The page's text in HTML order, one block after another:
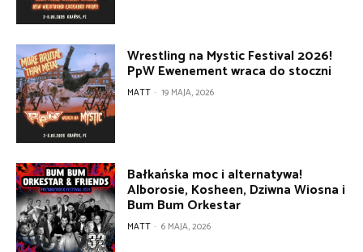
Wrestling na Mystic Festival 2026!
PpW Ewenement wraca do stoczni
MATT - 19 MAJA, 2026
Bałkańska moc i alternatywa!
Alborosie, Kosheen, Dziwna Wiosna i
Bum Bum Orkestar
MATT - 6 MAJA, 2026